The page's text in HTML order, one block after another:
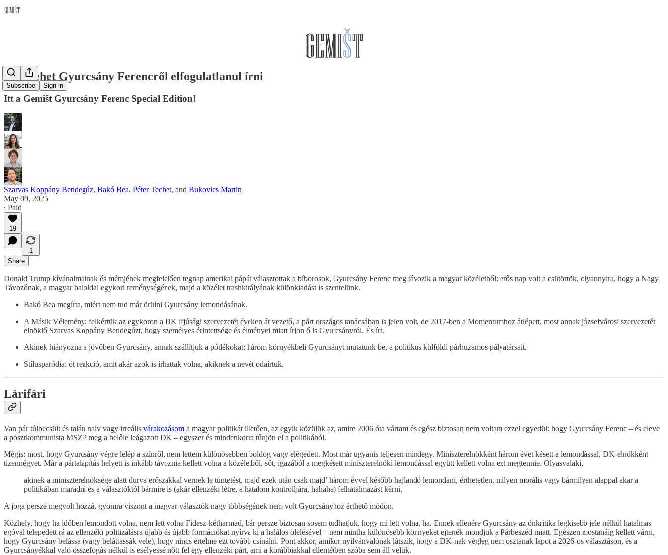
Subscribe Sign in
Nem lehet Gyurcsány Ferencről elfogulatlanul írni
Itt a Gemišt Gyurcsány Ferenc Special Edition!
Szarvas Koppány Bendegúz, Bakó Bea, Péter Techet, and Bukovics Martin
May 09, 2025
∙ Paid
19
1
Share
Donald Trump kívánalmainak és mémjének megfelelően tegnap amerikai pápát választottak a bíborosok, Gyurcsány Ferenc meg távozik a magyar közéletből: erős nap volt a csütörtök, olyannyira, hogy a Nagy
Távozónak, a magyar baloldal egykori reménységének, majd a közélet trashkirályának különkiadást is szentelünk.
Bakó Bea megírta, miért nem tud már örülni Gyurcsány lemondásának.
A Másik Vélemény: felkértük az egykoron a DK ifjúsági szervezetét éveken át vezető, a párt országos tanácsában is jelen volt, de 2017-ben a Momentumhoz átlépett, most annak józsefvárosi szervezetét
elnöklő Szarvas Koppány Bendegúzt, hogy személyes érintettsége és élményei miatt írjon ő is Gyurcsányról. És írt.
Akinek hiányozna a jövőben Gyurcsány, annak szállítjuk a pótlékokat: három környékbeli Gyurcsányt mutatunk be, a politikus külföldi párhuzamos pályatársait.
Stílusparódia: öt reakció, amit akár azok is írhattak volna, akiknek a nevét odaírtuk.
Lárifári
Van pár túlbecsült és talán naiv vagy irreális várakozásom a magyar politikát illetően, az egyik közülük az, amire 2006 óta vártam és egész biztosan nem voltam ezzel egyedül: hogy Gyurcsány Ferenc – és eleve
a posztkommunista MSZP meg a belőle leágazott DK – egyszer és mindenkorra tűnjön el a politikából.
Mégis: most, hogy Gyurcsány végre lelép a színről, nem lettem különösebben boldog vagy elégedett. Most már ugyanis teljesen mindegy. Miniszterelnökként három évet késett a lemondással, DK-elnökként
tizennégyet. Már a pártalapítás helyett is inkább távoznia kellett volna a közéletből, sőt, igazából a megkésett miniszterelnöki lemondással együtt kellett volna ezt megtennie. Olyasvalaki,
akinek a miniszterelnöksége alatt durva erőszakkal vernek le tüntetést, majd ezek után csak majd’ három évvel később hajlandó lemondani, érthetetlen, milyen morális vagy bármilyen alappal akar a
politikában maradni és a választóktól bármire is (akár ellenzéki létre, a hatalom kontrolljára, hahaha) felhatalmazást kérni.
A joga persze megvolt hozzá, gyomra viszont a magyar választók nagy többségének nem volt Gyurcsányhoz érthető módon.
Közhely, hogy ha időben lemondott volna, nem lett volna Fidesz-kétharmad, bár persze biztosan sosem tudhatjuk, hogy mi lett volna, ha. Ennek ellenére Gyurcsány az önkritika legkisebb jele nélkül hatalmas
egóval telepedett rá az ellenzéki politizálásra újabb és újabb formációkat nyírva ki a halálos ölelésével – nem mintha különösebb könnyeket ejtenék mondjuk a Párbeszéd miatt. Egészen mostanáig kellett várni,
hogy Gyurcsány belássa (vagy beláttassák vele), hogy nincs értelme ezt tovább csinálni. Pont akkor, amikor nyilvánvalónak látszik, hogy a DK-nak végleg nem osztanak lapot a 2026-os választáson, és a
Gyurcsányékkal való összefogás nélkül is esélyessé nőtt fel egy ellenzéki párt, ami a korábbiakkal ellentétben szóba sem áll velük.